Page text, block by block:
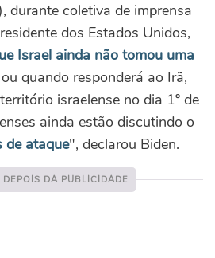
durante coletiva de imprensa
dos Estados Unidos,
Israel ainda não tomou uma
quando responderá ao Irã,
israelense no dia 1º de
ainda estão discutindo o
de ataque", declarou Biden.